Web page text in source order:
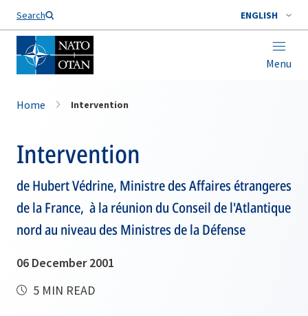
Search ENGLISH
Menu
Home Intervention
Intervention
de Hubert Védrine, Ministre des Affaires étrangeres
de la France, à la réunion du Conseil de l'Atlantique
nord au niveau des Ministres de la Défense
06 December 2001
5 MIN READ